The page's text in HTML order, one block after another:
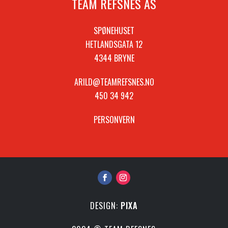
TEAM REFSNES AS
SPØNEHUSET
HETLANDSGATA 12
4344 BRYNE
ARILD@TEAMREFSNES.NO
450 34 942
PERSONVERN
DESIGN: PIXA